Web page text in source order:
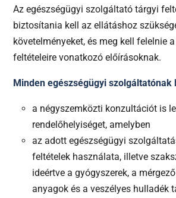
Az egészségügyi szolgáltató tárgyi
biztosítania kell az ellátáshoz
követelményeket, és meg kell felelnie
feltételeire vonatkozó előírásoknak.
Minden egészségügyi szolgáltatónak
a négyszemközti konzultációt is
rendelőhelyiséget, amelyben
az adott egészségügyi
feltételek használata, illetve
ideértve a gyógyszerek, a
anyagok és a veszélyes hulladék